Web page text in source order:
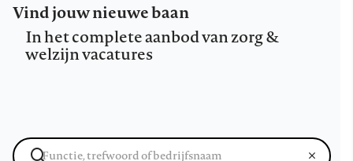
Vind jouw nieuwe baan
In het complete aanbod van zorg &
welzijn vacatures